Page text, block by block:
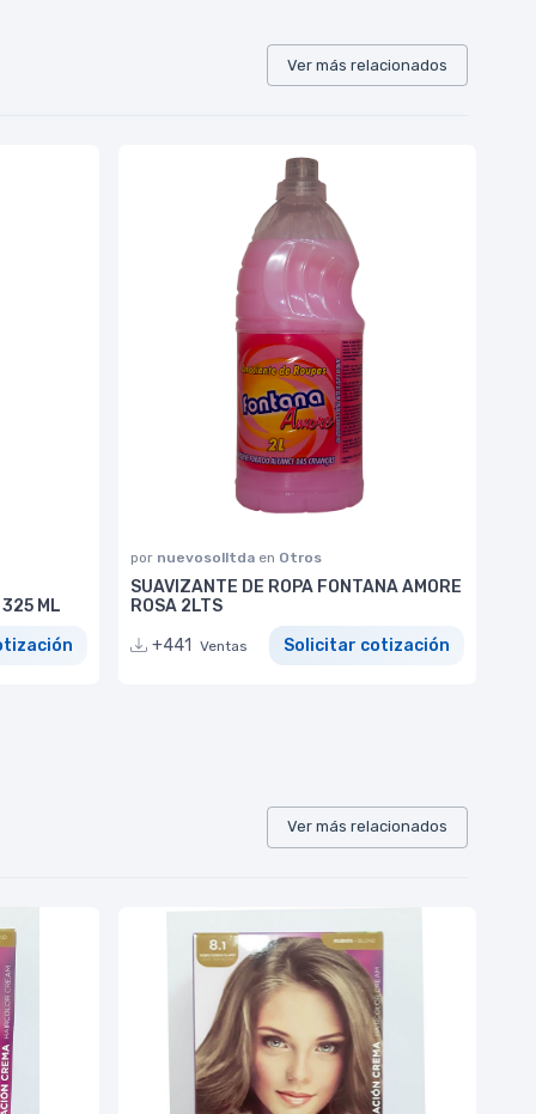
Ver más relacionados
325 ML
por nuevosolltda en Otros
SUAVIZANTE DE ROPA FONTANA AMORE
ROSA 2LTS
+441
Ventas Solicitar cotización
Ver más relacionados